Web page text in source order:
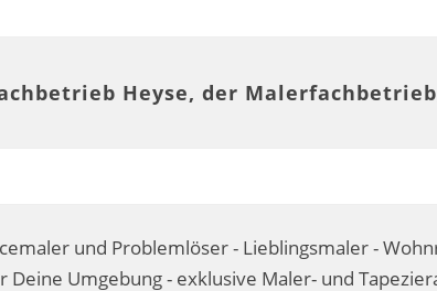
Heyse, der
und Problemlöser - Lieblingsmaler -
Deine Umgebung - exklusive Maler- und